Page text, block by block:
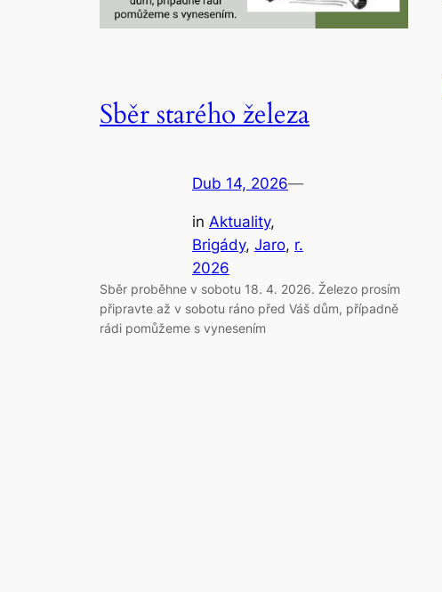
Sběr starého železa
Dub 14, 2026—
in Aktuality
Brigády, Jaro, r.
2026
Sběr proběhne v sobotu 18. 4. 2026. Železo prosím
připravte až v sobotu ráno před Váš dům, případně
rádi pomůžeme s vynesením